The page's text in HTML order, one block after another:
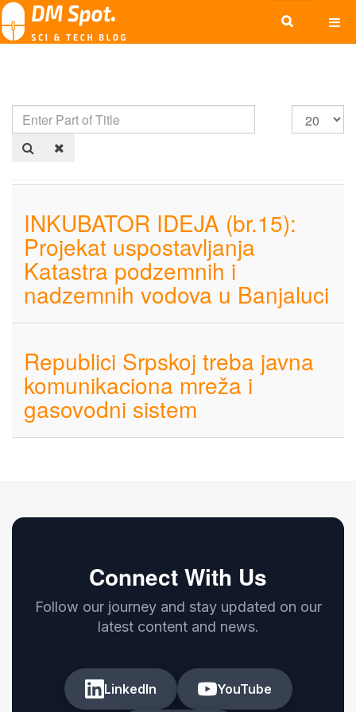
INKUBATOR IDEJA (br.15):
Projekat uspostavljanja
Katastra podzemnih i
nadzemnih vodova u Banjaluci
Republici Srpskoj treba javna
komunikaciona mreža i
gasovodni sistem
Connect With Us
Follow our journey and stay updated on our
latest content and news.
LinkedIn YouTube